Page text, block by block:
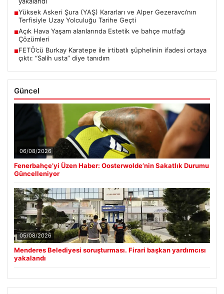
■Yüksek Askeri Şura (YAŞ) Kararları ve Alper Gezeravcı’nın
Terfisiyle Uzay Yolculuğu Tarihe Geçti
■Açık Hava Yaşam alanlarında Estetik ve bahçe mutfağı
Çözümleri
■FETÖ’cü Burkay Karatepe ile irtibatlı şüphelinin ifadesi ortaya
çıktı: “Salih usta” diye tanıdım
Güncel
06/08/2026
Fenerbahçe’yi Üzen Haber: Oosterwolde’nin Sakatlık Durumu
Güncelleniyor
05/08/2026
Menderes Belediyesi soruşturması. Firari başkan yardımcısı
yakalandı